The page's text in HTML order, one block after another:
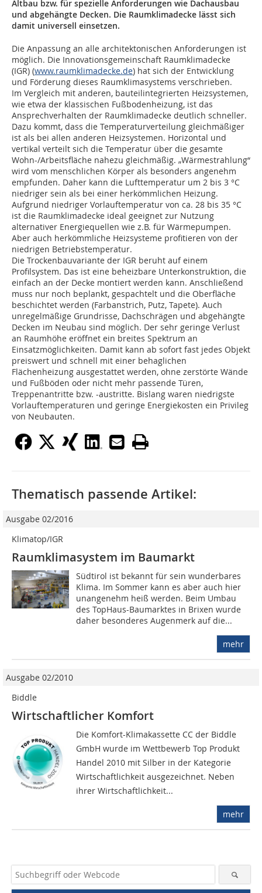
Altbau bzw. für spezielle Anforderungen wie Dachausbau
und abgehängte Decken. Die Raumklimadecke lässt sich
damit universell einsetzen.
Die Anpassung an alle architektonischen Anforderungen ist
möglich. Die Innovationsgemeinschaft Raumklimadecke
(IGR) (www.raumklimadecke.de) hat sich der Entwicklung
und Förderung dieses Raumklimasystems verschrieben.
Im Vergleich mit anderen, bauteilintegrierten Heizsystemen,
wie etwa der klassischen Fußbodenheizung, ist das
Ansprechverhalten der Raumklimadecke deutlich schneller.
Dazu kommt, dass die Temperaturverteilung gleichmäßiger
ist als bei allen anderen Heizsystemen. Horizontal und
vertikal verteilt sich die Temperatur über die gesamte
Wohn-/Arbeitsfläche nahezu gleichmäßig. „Wärmestrahlung“
wird vom menschlichen Körper als besonders angenehm
empfunden. Daher kann die Lufttemperatur um 2 bis 3 °C
niedriger sein als bei einer herkömmlichen Heizung.
Aufgrund niedriger Vorlauftemperatur von ca. 28 bis 35 °C
ist die Raumklimadecke ideal geeignet zur Nutzung
alternativer Energiequellen wie z.B. für Wärmepumpen.
Aber auch herkömmliche Heizsysteme profitieren von der
niedrigen Betriebstemperatur.
Die Trockenbauvariante der IGR beruht auf einem
Profilsystem. Das ist eine beheizbare Unterkonstruktion, die
einfach an der Decke montiert werden kann. Anschließend
muss nur noch beplankt, gespachtelt und die Oberfläche
beschichtet werden (Farbanstrich, Putz, Tapete). Auch
unregelmäßige Grundrisse, Dachschrägen und abgehängte
Decken im Neubau sind möglich. Der sehr geringe Verlust
an Raumhöhe eröffnet ein breites Spektrum an
Einsatzmöglichkeiten. Damit kann ab sofort fast jedes Objekt
preiswert und schnell mit einer behaglichen
Flächenheizung ausgestattet werden, ohne zerstörte Wände
und Fußböden oder nicht mehr passende Türen,
Treppenantritte bzw. -austritte. Bislang waren niedrigste
Vorlauftemperaturen und geringe Energiekosten ein Privileg
von Neubauten.
Thematisch passende Artikel:
Ausgabe 02/2016
Klimatop/IGR
Raumklimasystem im Baumarkt
Südtirol ist bekannt für sein wunderbares
Klima. Im Sommer kann es aber auch hier
unangenehm heiß werden. Beim Umbau
des TopHaus-Baumarktes in Brixen wurde
daher besonderes Augenmerk auf die...
mehr
Ausgabe 02/2010
Biddle
Wirtschaftlicher Komfort
Die Komfort-Klimakassette CC der Biddle
GmbH wurde im Wettbewerb Top Produkt
Handel 2010 mit Silber in der Kategorie
Wirtschaftlichkeit ausgezeichnet. Neben
ihrer Wirtschaftlichkeit...
mehr